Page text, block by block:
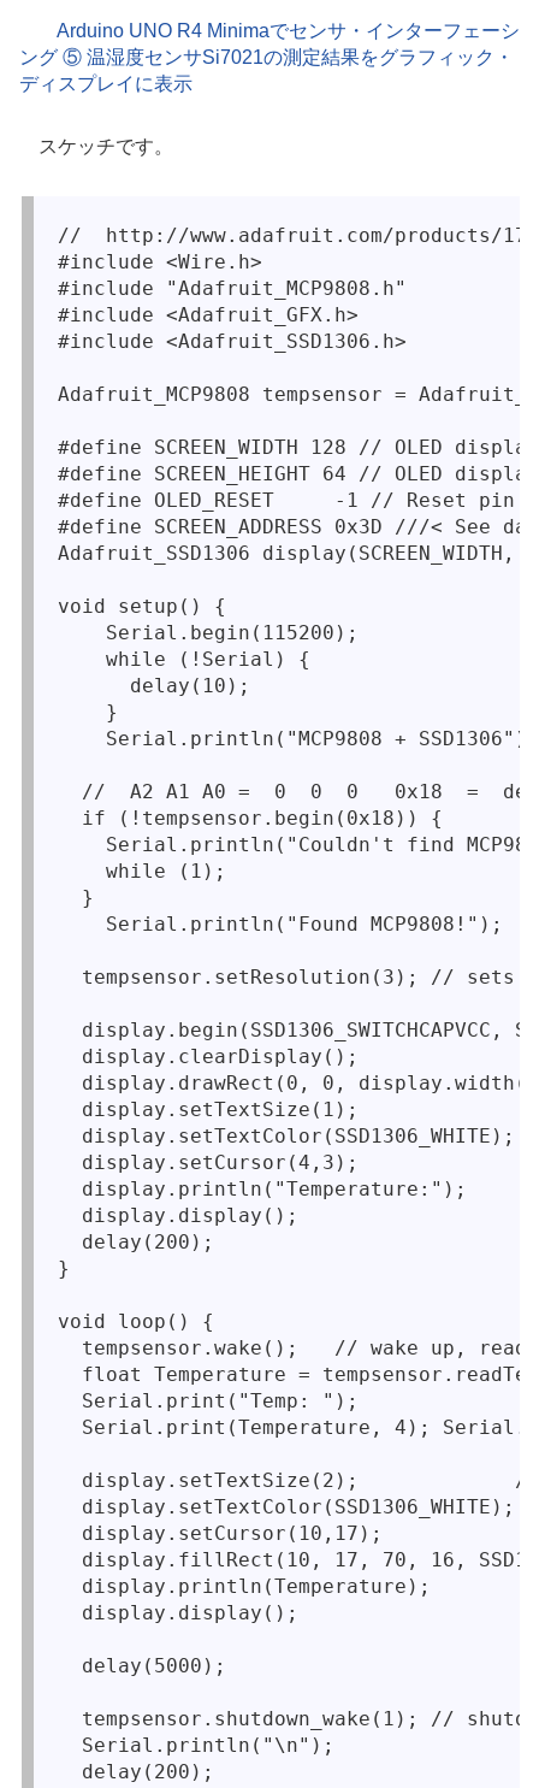
Arduino UNO R4 Minimaでセンサ・インターフェーシ
ング ⑤ 温湿度センサSi7021の測定結果をグラフィック・
ディスプレイに表示
スケッチです。
//  http://www.adafruit.com/products/
#include <Wire.h>
#include "Adafruit_MCP9808.h"
#include <Adafruit_GFX.h>
#include <Adafruit_SSD1306.h>
Adafruit_MCP9808 tempsensor =
#define SCREEN_WIDTH 128 // OLED
#define SCREEN_HEIGHT 64 // OLED
#define OLED_RESET     -1 // Reset
#define SCREEN_ADDRESS 0x3D ///<
Adafruit_SSD1306 display(SCREEN_WIDTH,
void setup() {
    Serial.begin(115200);
    while (!Serial) {
      delay(10);
    }
    Serial.println("MCP9808 + SSD1306");
//  A2 A1 A0 =  0  0  0   0x18  =
  if (!tempsensor.begin(0x18)) {
Serial.println("Couldn't find
    while (1);
  }
    Serial.println("Found MCP9808!");
tempsensor.setResolution(3); // sets
display.begin(SSD1306_SWITCHCAPVCC,
  display.clearDisplay();
display.drawRect(0, 0,
display.setTextSize(1);
display.setTextColor(SSD1306_WHITE);
  display.setCursor(4,3);
  display.println("Temperature:");
  display.display();
  delay(200);
}
void loop() {
tempsensor.wake();   // wake up,
float Temperature =
  Serial.print("Temp: ");
Serial.print(Temperature, 4);
display.setTextSize(2);
display.setTextColor(SSD1306_WHITE);
  display.setCursor(10,17);
display.fillRect(10, 17, 70, 16,
  display.println(Temperature);
  display.display();
  delay(5000);
tempsensor.shutdown_wake(1); //
  Serial.println("\n");
  delay(200);